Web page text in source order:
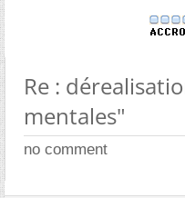
Re :
mentales"
no comment